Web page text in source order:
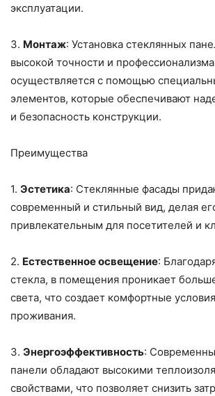
эксплуатации.
3. Монтаж: Установка стеклянных
высокой точности и
осуществляется с помощью
элементов, которые обеспечивают
и безопасность конструкции.
Преимущества
1. Эстетика: Стеклянные фасады
современный и стильный вид, делая
привлекательным для посетителей и
2. Естественное освещение:
стекла, в помещения проникает
света, что создает комфортные
проживания.
3. Энергоэффективность:
панели обладают высокими
свойствами, что позволяет снизить